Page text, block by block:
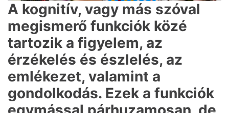
A kognitív, vagy más szóval
megismerő funkciók közé
tartozik a figyelem, az
érzékelés és észlelés, az
emlékezet, valamint a
gondolkodás. Ezek a funkciók